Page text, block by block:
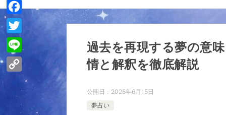
過去を再現する夢の意
情と解釈を徹底解説
公開日： 2025年6月15日
夢占い
F
a
c
e
T
w
i
L